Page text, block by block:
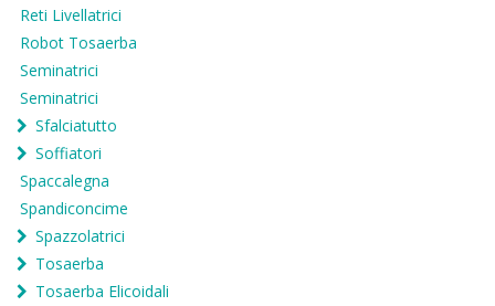
Reti Livellatrici
Robot Tosaerba
Seminatrici
Seminatrici
Sfalciatutto
Soffiatori
Spaccalegna
Spandiconcime
Spazzolatrici
Tosaerba
Tosaerba Elicoidali